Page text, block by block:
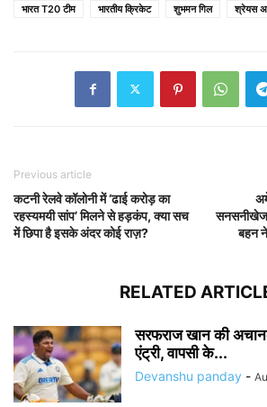
भारत T20 टीम
भारतीय क्रिकेट शुभमन गिल श्रेयस
Previous article
कटनी रेलवे कॉलोनी में ‘ढाई करोड़ का
रहस्यमयी सांप’ मिलने से हड़कंप, क्या सच
में छिपा है इसके अंदर कोई राज़?
सनसनीखेज
बहन
RELATED
सरफराज खान की
एंट्री, वापसी के...
Devanshu panday -